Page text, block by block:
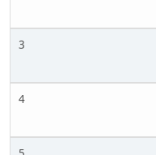
3
4